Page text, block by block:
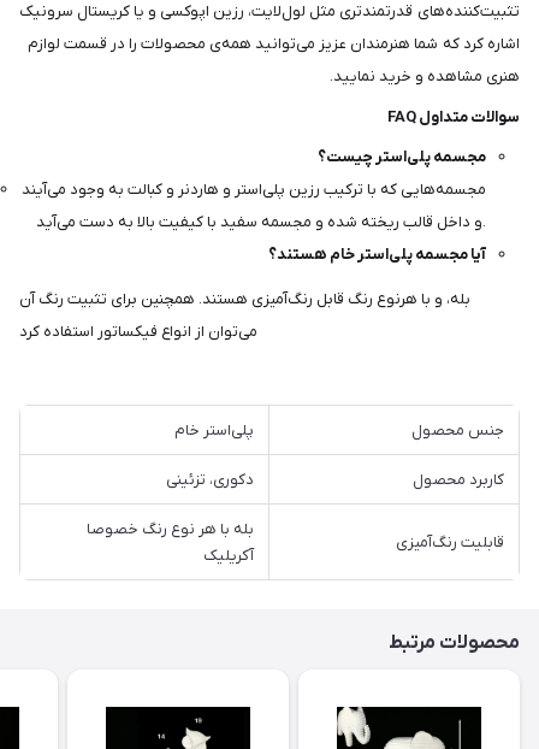
تثبیت‌کننده‌های قدرتمندتری مثل لول‌لایت، رزین اپوکسی و یا کریستال سرونیک
اشاره کرد که شما هنرمندان عزیز می‌توانید همه‌ی محصولات را در قسمت لوازم
هنری مشاهده و خرید نمایید.
سوالات متداول FAQ
مجسمه پلی‌استر چیست؟
و داخل قالب ریخته شده و مجسمه سفید با کیفیت بالا به دست می‌آید.
آیا مجسمه پلی‌استر خام هستند؟
بله، و با هرنوع رنگ قابل رنگ‌آمیزی هستند. همچنین برای تثبیت رنگ آن
می‌توان از انواع فیکساتور استفاده کرد
جنس محصول پلی‌استر خام
کاربرد محصول دکوری، تزئینی
قابلیت رنگ‌آمیزی
بله با هر نوع رنگ خصوصا
آکریلیک
محصولات مرتبط